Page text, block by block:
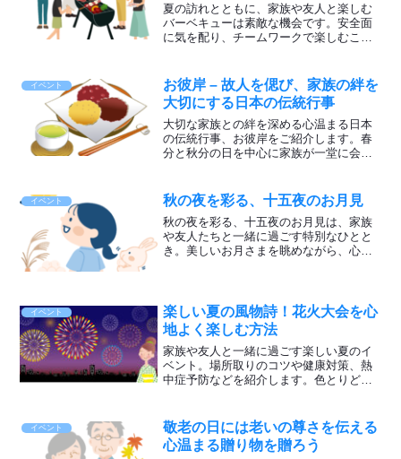
夏の訪れとともに、家族や友人と楽しむ
バーベキューは素敵な機会です。安全面
に気を配り、チームワークで楽しむこと
ベキューをお楽しみください！
イベント
お彼岸 – 故人を偲び、家族の絆を
大切にする日本の伝統行事
大切な家族との絆を深める心温まる日本
の伝統行事、お彼岸をご紹介します。春
分と秋分の日を中心に家族が一堂に会し
たもちを食べて、家族と心温まる時を共
有しましょう。
イベント 秋の夜を彩る、十五夜のお月見
秋の夜を彩る、十五夜のお月見は、家族
や友人たちと一緒に過ごす特別なひとと
き。美しいお月さまを眺めながら、心が
イベント
楽しい夏の風物詩！花火大会を心
地よく楽しむ方法
家族や友人と一緒に過ごす楽しい夏のイ
ベント。場所取りのコツや健康対策、熱
中症予防などを紹介します。色とりどり
出を作りましょう！
イベント
敬老の日には老いの尊さを伝える
心温まる贈り物を贈ろう